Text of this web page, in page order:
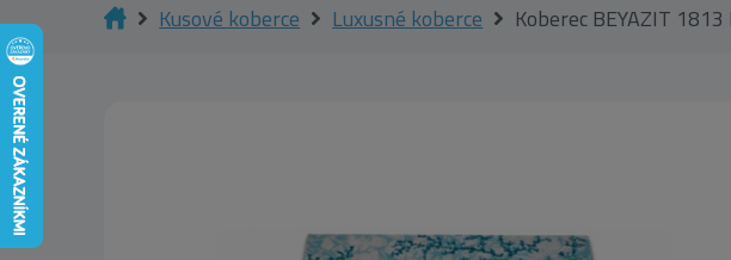
Kusové koberce Luxusné koberce Koberec BEYAZIT 1813